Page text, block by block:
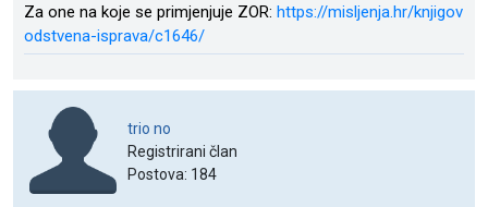
Za one na koje se primjenjuje ZOR: https://misljenja.hr/knjigov
odstvena-isprava/c1646/
trio no
Registrirani član
Postova: 184